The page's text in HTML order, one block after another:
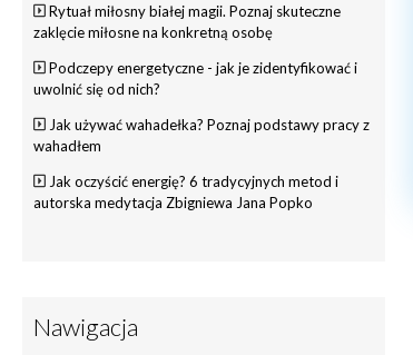
Rytuał miłosny białej magii. Poznaj skuteczne
zaklęcie miłosne na konkretną osobę
Podczepy energetyczne - jak je zidentyfikować i
uwolnić się od nich?
Jak używać wahadełka? Poznaj podstawy pracy z
wahadłem
Jak oczyścić energię? 6 tradycyjnych metod i
autorska medytacja Zbigniewa Jana Popko
Nawigacja